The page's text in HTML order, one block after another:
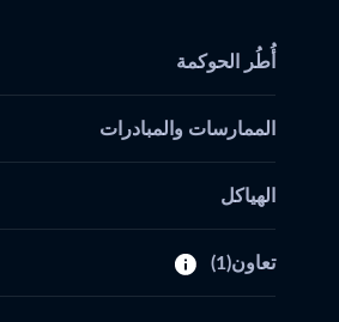
أُطُر الحوكمة
الممارسات والمبادرات
الهياكل
تعاون(1)